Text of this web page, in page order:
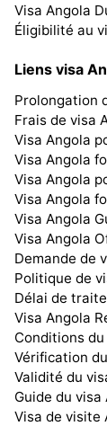
Visa Angola
Éligibilité au
Liens visa
Prolongation
Frais de visa
Visa Angola
Visa Angola
Visa Angola
Visa Angola
Visa Angola
Visa Angola
Demande de
Politique de
Délai de
Visa Angola
Conditions
Vérification
Validité du
Guide du visa
Visa de visite